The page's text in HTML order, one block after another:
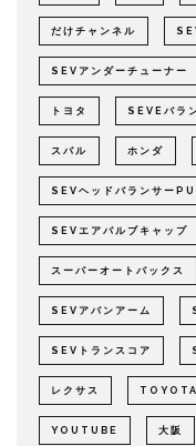
だけチャンネル
SEVアンダーチューナー
トヨタ SEVEバラ
スバル ホンダ
SEVヘッドバランサーPU
SEVエアバルブキャップ
スーパーオートバックス
SEVアバンアーム
SEVトランスコア
レクサス TOYOTA
YOUTUBE 大阪